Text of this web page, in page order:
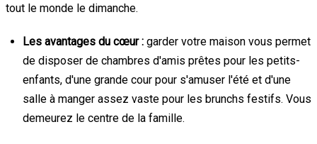
tout le monde le dimanche.
Les avantages du cœur : garder votre maison vous permet
de disposer de chambres d'amis prêtes pour les petits-
enfants, d'une grande cour pour s'amuser l'été et d'une
salle à manger assez vaste pour les brunchs festifs. Vous
demeurez le centre de la famille.